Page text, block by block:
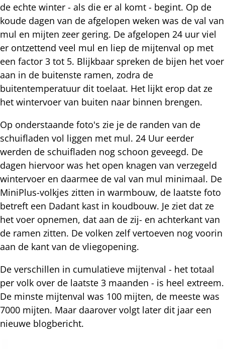
de echte winter - als die er al komt - begint. Op de
koude dagen van de afgelopen weken was de val van
mul en mijten zeer gering. De afgelopen 24 uur viel
er ontzettend veel mul en liep de mijtenval op met
een factor 3 tot 5. Blijkbaar spreken de bijen het voer
aan in de buitenste ramen, zodra de
buitentemperatuur dit toelaat. Het lijkt erop dat ze
het wintervoer van buiten naar binnen brengen.
Op onderstaande foto's zie je de randen van de
schuifladen vol liggen met mul. 24 Uur eerder
werden de schuifladen nog schoon geveegd. De
dagen hiervoor was het open knagen van verzegeld
wintervoer en daarmee de val van mul minimaal. De
MiniPlus-volkjes zitten in warmbouw, de laatste foto
betreft een Dadant kast in koudbouw. Je ziet dat ze
het voer opnemen, dat aan de zij- en achterkant van
de ramen zitten. De volken zelf vertoeven nog voorin
aan de kant van de vliegopening.
De verschillen in cumulatieve mijtenval - het totaal
per volk over de laatste 3 maanden - is heel extreem.
De minste mijtenval was 100 mijten, de meeste was
7000 mijten. Maar daarover volgt later dit jaar een
nieuwe blogbericht.